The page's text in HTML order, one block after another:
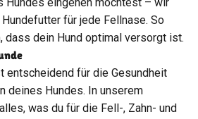
eingehen möchtest – wir
für jede Fellnase. So
dass dein Hund optimal versorgt ist.
entscheidend für die Gesundheit
deines Hundes. In unserem
was du für die Fell-, Zahn- und